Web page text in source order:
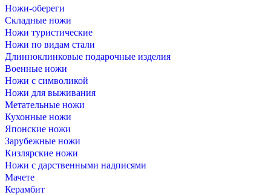
Ножи-обереги
Складные ножи
Ножи туристические
Ножи по видам стали
Длинноклинковые подарочные изделия
Военные ножи
Ножи с символикой
Ножи для выживания
Метательные ножи
Кухонные ножи
Японские ножи
Зарубежные ножи
Кизлярские ножи
Ножи с дарственными надписями
Мачете
Керамбит